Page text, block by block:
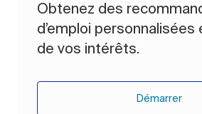
Obtenez des
d’emploi personnalisées
de vos intérêts.
Démarrer